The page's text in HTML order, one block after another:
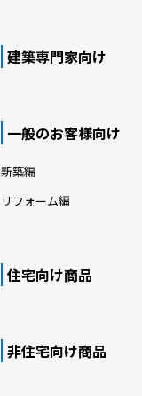
建築専門家向け
一般のお客様向け
新築編
リフォーム編
住宅向け商品
非住宅向け商品